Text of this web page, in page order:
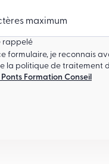
maximum
rappelé
formulaire, je reconnais
connaissance de la politique de
Formation Conseil